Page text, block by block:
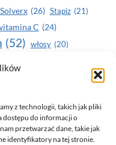
z technologii, takich jak pliki
dostępu do informacji o
przetwarzać dane, takie jak
identyfikatory na tej stronie.
Solverx (26) Stapiz (21)
C (24)
(52) włosy (20)
zęby